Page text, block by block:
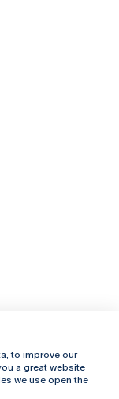
to improve our
a great website
we use open the